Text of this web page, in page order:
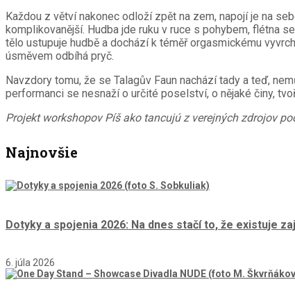
Každou z větví nakonec odloží zpět na zem, napojí je na
komplikovanější. Hudba jde ruku v ruce s pohybem, flétna
tělo ustupuje hudbě a dochází k téměř orgasmickému
úsměvem odbíhá pryč.
Navzdory tomu, že se Talagův Faun nachází tady a teď,
performanci se nesnaží o určité poselství, o nějaké činy,
Projekt workshopov Píš ako tancujú z verejných zdrojov
Najnovšie
Dotyky a spojenia 2026: Na dnes stačí to, že existuje
6. júla 2026